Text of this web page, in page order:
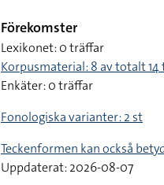
Förekomster
Lexikonet: 0 träffar
Korpusmaterial: 8 av totalt
Enkäter: 0 träffar
Fonologiska varianter: 2 st
Teckenformen kan också
Uppdaterat: 2026-08-07